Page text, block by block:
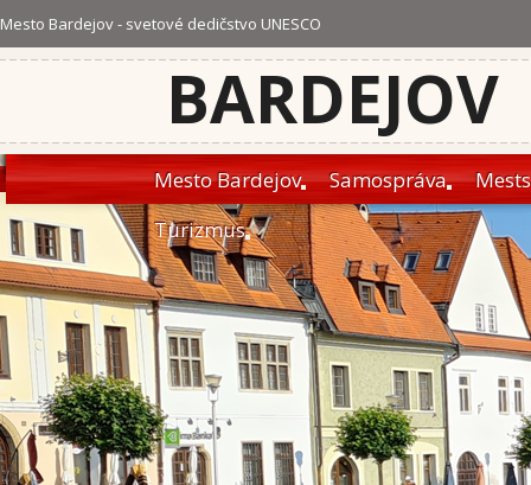
Mesto Bardejov - svetové dedičstvo UNESCO
BARDEJOV
Mesto Bardejov Samospráva
Turizmus